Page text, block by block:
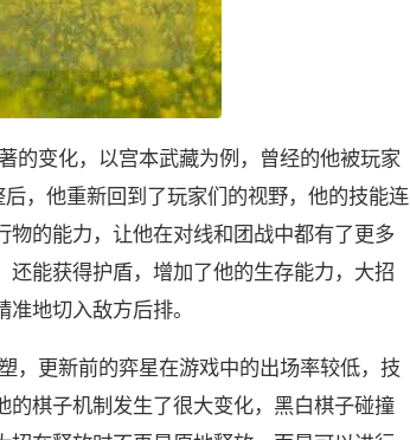
的变化，以宫本武藏为例，曾经的他被玩家
，他重新回到了玩家们的视野，他的技能连
的能力，让他在对线和团战中都有了更多
能获得护盾，增加了他的生存能力，大招
地切入敌方后排。
，更新前的弈星在游戏中的出场率较低，技
棋子机制发生了很大变化，黑白棋子碰撞